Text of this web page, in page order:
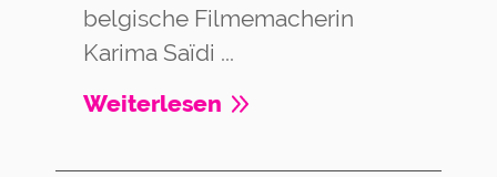
belgische Filmemacherin
Karima Saïdi ...
Weiterlesen